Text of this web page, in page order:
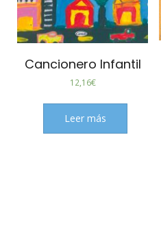
Cancionero Infantil
12,16€
Leer más